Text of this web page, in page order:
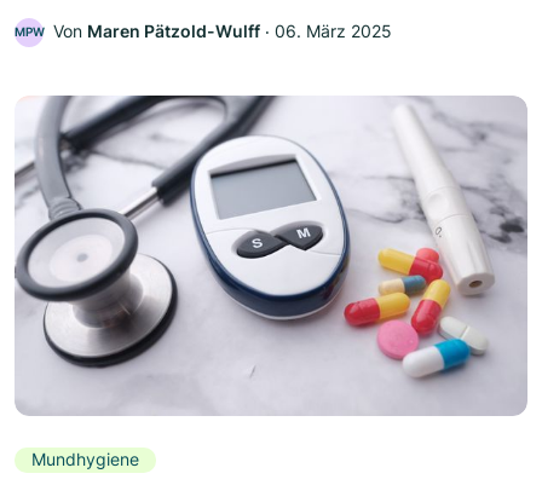
MPW Von Maren Pätzold-Wulff ‧ 06. März 2025
Mundhygiene